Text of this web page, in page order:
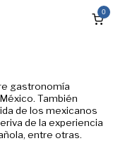
0
gastronomía
También
de los mexicanos
de la experiencia
entre otras.